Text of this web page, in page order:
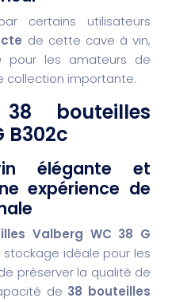
certains utilisateurs
de cette cave à vin,
pour les amateurs de
collection importante.
bouteilles
B302c
élégante et
expérience de
Valberg WC 38 G
idéale pour les
préserver la qualité de
de 38 bouteilles